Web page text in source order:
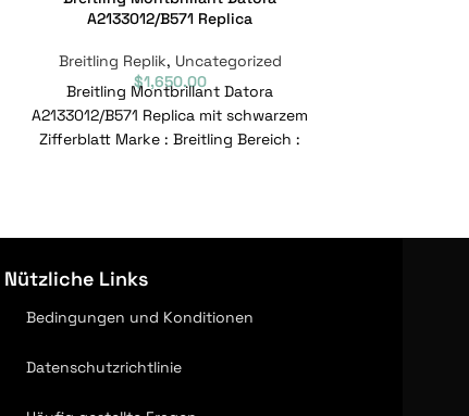
A2133012/B571 Replica
Breitling Replik, Uncategorized
$1,650.00
Breitling Montbrillant Datora
A2133012/B571 Replica mit schwarzem
Zifferblatt Marke : Breitling Bereich :
Nützliche Links
Bedingungen und Konditionen
Datenschutzrichtlinie